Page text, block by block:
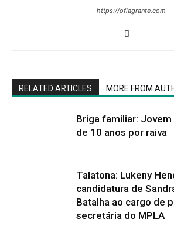
https://oflagrante.com
RELATED ARTICLES MORE FROM
Briga familiar:
de 10 anos por raiva
Talatona: Lukeny
candidatura de
Batalha ao cargo de
secretária do MPLA